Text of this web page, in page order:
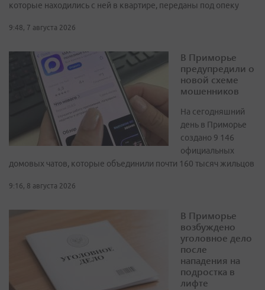
которые находились с ней в квартире, переданы под опеку
9:48, 7 августа 2026
В Приморье
предупредили о
новой схеме
мошенников
На сегодняшний
день в Приморье
создано 9 146
официальных
домовых чатов, которые объединили почти 160 тысяч жильцов
9:16, 8 августа 2026
В Приморье
возбуждено
уголовное дело
после
нападения на
подростка в
лифте